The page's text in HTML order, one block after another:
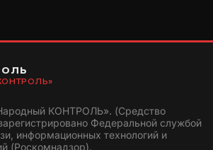
КОНТРОЛЬ». (Средство
Федеральной службой
информационных технологий и
(Роскомнадзор).